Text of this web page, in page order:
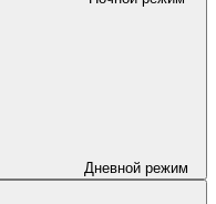
Дневной режим